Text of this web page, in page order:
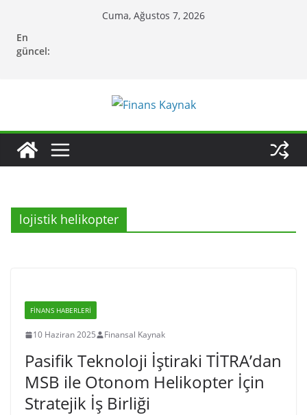
content
Cuma, Ağustos 7, 2026
En
güncel:
lojistik helikopter
FINANS HABERLERI
10 Haziran 2025 Finansal Kaynak
Pasifik Teknoloji İştiraki TİTRA’dan
MSB ile Otonom Helikopter İçin
Stratejik İş Birliği